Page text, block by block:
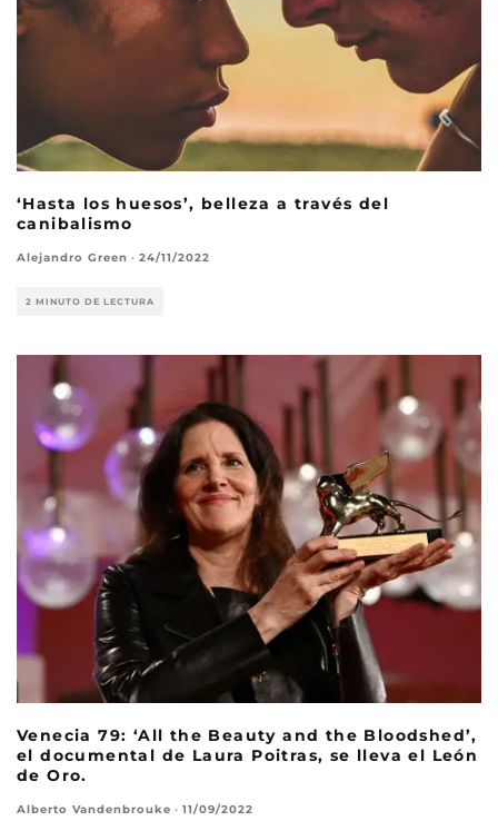
‘Hasta los huesos’, belleza a través del
canibalismo
Alejandro Green · 24/11/2022
2 MINUTO DE LECTURA
Venecia 79: ‘All the Beauty and the Bloodshed’,
el documental de Laura Poitras, se lleva el León
de Oro.
Alberto Vandenbrouke · 11/09/2022